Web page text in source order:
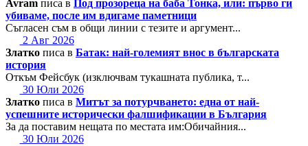
Avram писа в Под прозореца на баба Тонка, или: първо ги
убиваме, после им вдигаме паметници
Съгласен съм в общи линии с тезите и аргумент...
2 Авг 2026
Златко писа в Батак: най-големият внос в българската
история
Откъм Фейсбук (изключвам тукашната публика, т...
30 Юли 2026
Златко писа в Митът за потурчването: една от най-
успешните исторически фалшификации в България
За да поставим нещата по местата им:Обичайния...
30 Юли 2026